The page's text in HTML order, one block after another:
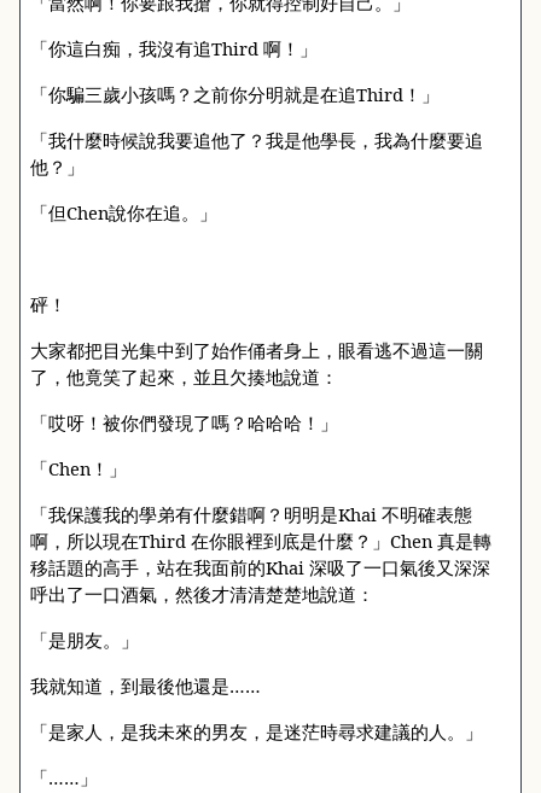
「你這白痴，我沒有追Third 啊！」
「你騙三歲小孩嗎？之前你分明就是在追Third ！」
「我什麼時候說我要追他了？我是他學長，我為什麼要追
他？」
「但Chen說你在追。」
砰！
大家都把目光集中到了始作俑者身上，眼看逃不過這一關
了，他竟笑了起來，並且欠揍地說道：
「哎呀！被你們發現了嗎？哈哈哈！」
「Chen ！」
「我保護我的學弟有什麼錯啊？明明是Khai 不明確表態
啊，所以現在Third 在你眼裡到底是什麼？」 Chen 真是轉
移話題的高手，站在我面前的Khai 深吸了一口氣後又深深
呼出了一口酒氣，然後才清清楚楚地說道：
「是朋友。」
我就知道，到最後他還是……
「是家人，是我未來的男友，是迷茫時尋求建議的人。」
「……」